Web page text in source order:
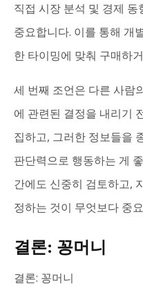
직접 시장 분석 및 경제
중요합니다. 이를 통해 개
한 타이밍에 맞춰 구매하
세 번째 조언은 다른 사람
에 관련된 결정을 내리기
집하고, 그러한 정보들을
판단력으로 행동하는 게
간에도 신중히 검토하고,
정하는 것이 무엇보다 중
결론: 꽁머니
결론: 꽁머니